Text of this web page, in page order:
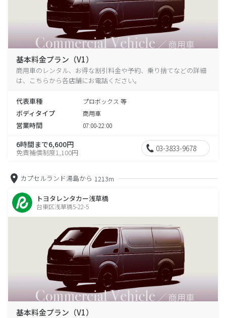
基本料金プラン（V1）
商用車のレンタル、お得な割引料金や予約、乗り捨てなどの詳細
は、こちらから各店舗にお電話ください。
代表車種 プロボックス 等
ボディタイプ 商用車
営業時間 07:00-22:00
6時間まで6,600円
免責補償制度1,100円 03-3833-9678
カプセルランド湯島から 1213m
トヨタレンタカー浅草橋
台東区浅草橋5-22-5
基本料金プラン（V1）